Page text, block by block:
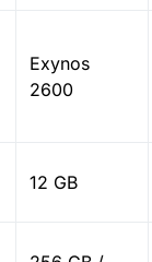
Exynos
2600
12 GB